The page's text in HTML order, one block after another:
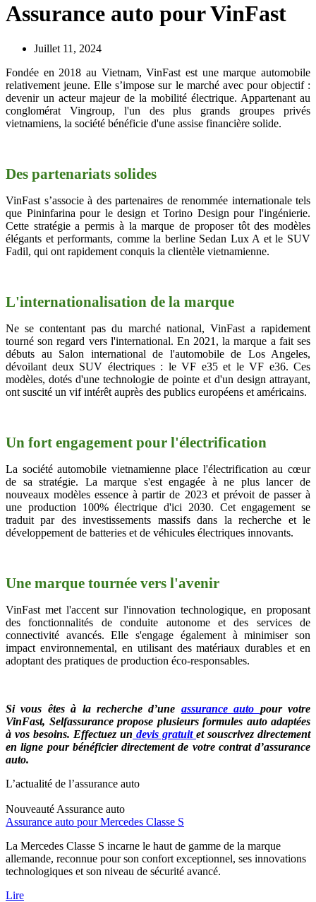
Assurance auto pour VinFast
Juillet 11, 2024
Fondée en 2018 au Vietnam, VinFast est une marque automobile
relativement jeune. Elle s’impose sur le marché avec pour objectif :
devenir un acteur majeur de la mobilité électrique. Appartenant au
conglomérat Vingroup, l'un des plus grands groupes privés
vietnamiens, la société bénéficie d'une assise financière solide.
Des partenariats solides
VinFast s’associe à des partenaires de renommée internationale tels
que Pininfarina pour le design et Torino Design pour l'ingénierie.
Cette stratégie a permis à la marque de proposer tôt des modèles
élégants et performants, comme la berline Sedan Lux A et le SUV
Fadil, qui ont rapidement conquis la clientèle vietnamienne.
L'internationalisation de la marque
Ne se contentant pas du marché national, VinFast a rapidement
tourné son regard vers l'international. En 2021, la marque a fait ses
débuts au Salon international de l'automobile de Los Angeles,
dévoilant deux SUV électriques : le VF e35 et le VF e36. Ces
modèles, dotés d'une technologie de pointe et d'un design attrayant,
ont suscité un vif intérêt auprès des publics européens et américains.
Un fort engagement pour l'électrification
La société automobile vietnamienne place l'électrification au cœur
de sa stratégie. La marque s'est engagée à ne plus lancer de
nouveaux modèles essence à partir de 2023 et prévoit de passer à
une production 100% électrique d'ici 2030. Cet engagement se
traduit par des investissements massifs dans la recherche et le
développement de batteries et de véhicules électriques innovants.
Une marque tournée vers l'avenir
VinFast met l'accent sur l'innovation technologique, en proposant
des fonctionnalités de conduite autonome et des services de
connectivité avancés. Elle s'engage également à minimiser son
impact environnemental, en utilisant des matériaux durables et en
adoptant des pratiques de production éco-responsables.
Si vous êtes à la recherche d’une assurance auto pour votre
VinFast, Selfassurance propose plusieurs formules auto adaptées
à vos besoins. Effectuez un devis gratuit et souscrivez directement
en ligne pour bénéficier directement de votre contrat d’assurance
auto.
L’actualité de l’assurance auto
Nouveauté Assurance auto
Assurance auto pour Mercedes Classe S
La Mercedes Classe S incarne le haut de gamme de la marque
allemande, reconnue pour son confort exceptionnel, ses innovations
technologiques et son niveau de sécurité avancé.
Lire